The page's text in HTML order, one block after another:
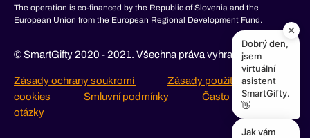
The operation is co-financed by the Republic of Slovenia and the
European Union from the European Regional Development Fund.
© SmartGifty 2020 - 2021. Všechna práva vyhrazena.
Zásady ochrany soukromí
Zásady použití souborů
cookies
Smluvní podmínky
Často kladené
otázky
Dobrý den,
jsem
virtuální
asistent
SmartGifty.
👋
Jak vám